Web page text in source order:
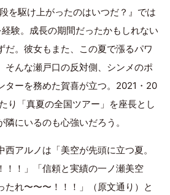
を駆け上がったのはいつだ？』では
験。成長の期間だったかもしれない
だ。彼女もまた、この夏で漲るパワ
そんな瀬戸口の反対側、シンメのポ
ターを務めた賀喜が立つ。2021・20
り「真夏の全国ツアー」を座長とし
にいるのも心強いだろう。
西アルノは「美空が先頭に立つ夏。
！！」「信頼と実績の一ノ瀬美空
たれ〜〜〜！！！」（原文通り）と